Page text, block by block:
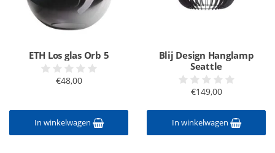
ETH Los glas Orb 5
€48,00
In winkelwagen
Blij Design Hanglamp
Seattle
€149,00
In winkelwagen